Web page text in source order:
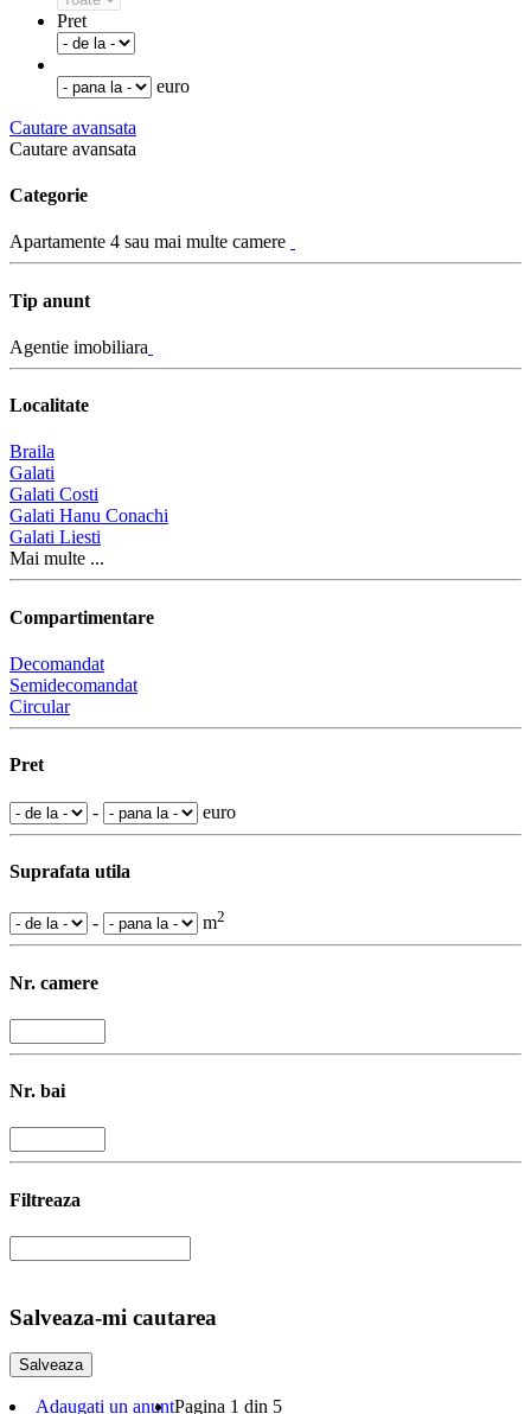
Pret
euro
Cautare avansata
Cautare avansata
Categorie
Apartamente 4 sau mai multe camere
Tip anunt
Agentie imobiliara
Localitate
Braila
Galati
Galati Costi
Galati Hanu Conachi
Galati Liesti
Mai multe ...
Compartimentare
Decomandat
Semidecomandat
Circular
Pret
- euro
Suprafata utila
- m2
Nr. camere
Nr. bai
Filtreaza
Salveaza-mi cautarea
Adaugati un anuntPagina 1 din 5